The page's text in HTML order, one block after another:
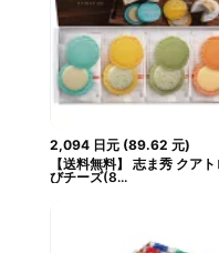
2,094 日元(89.62 元)
【送料無料】 志ま秀 クアト
びチーズ(8...